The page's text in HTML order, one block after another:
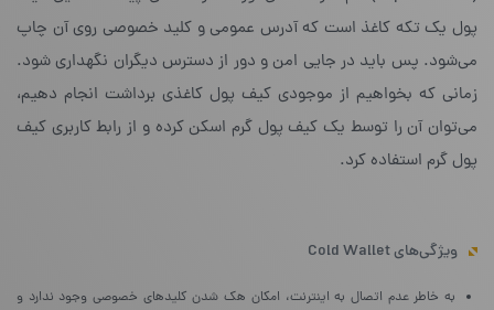
پول یک تکه کاغذ است که آدرس عمومی و کلید خصوصی روی آن چاپ
می‌شود. پس باید در جایی امن و دور از دسترس دیگران نگهداری شود.
زمانی که بخواهیم از موجودی کیف پول کاغذی برداشت انجام دهیم،
می‌توان آن را توسط یک کیف پول گرم اسکن کرده و از رابط کاربری کیف
پول گرم استفاده کرد.
ویژگی‌های Cold Wallet
به خاطر عدم اتصال به اینترنت، امکان هک شدن کلیدهای خصوصی وجود ندارد و